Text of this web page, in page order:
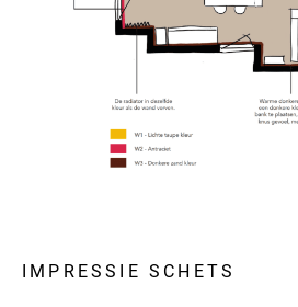
IMPRESSIE SCHETS